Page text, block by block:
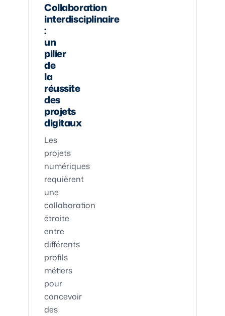
Collaboration
interdisciplinaire
:
un
pilier
de
la
réussite
des
projets
digitaux
Les
projets
numériques
requièrent
une
collaboration
étroite
entre
différents
profils
métiers
pour
concevoir
des